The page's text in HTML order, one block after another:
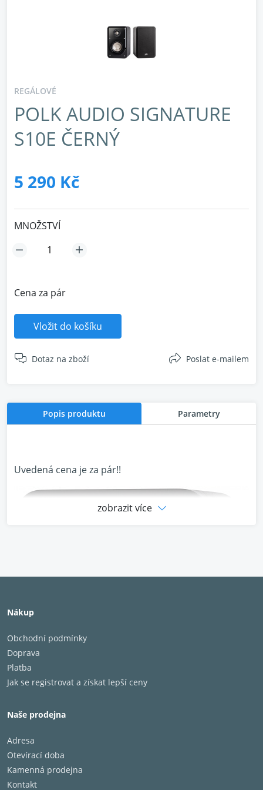
REGÁLOVÉ
POLK AUDIO SIGNATURE
S10E ČERNÝ
5 290 Kč
MNOŽSTVÍ
Cena za pár
Vložit do košíku
Dotaz na zboží Poslat e-mailem
Popis produktu Parametry
Uvedená cena je za pár!!
zobrazit více
Nákup
Obchodní podmínky
Doprava
Platba
Jak se registrovat a získat lepší ceny
Naše prodejna
Adresa
Otevírací doba
Kamenná prodejna
Kontakt